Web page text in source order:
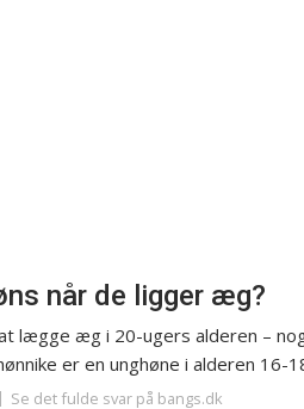
når de ligger æg?
lægge æg i 20-ugers alderen –
er en unghøne i alderen 16-
Se det fulde svar på bangs.dk